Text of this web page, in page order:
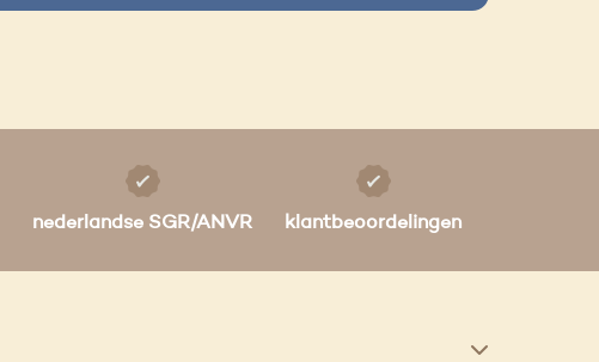
nederlandse SGR/ANVR klantbeoordelingen